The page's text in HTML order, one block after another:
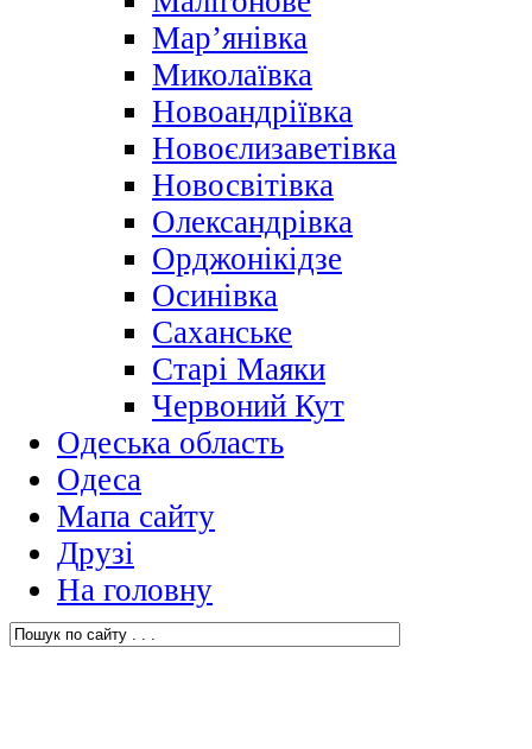
Мар’янівка
Миколаївка
Новоандріївка
Новоєлизаветівка
Новосвітівка
Олександрівка
Орджонікідзе
Осинівка
Саханське
Старі Маяки
Червоний Кут
Одеська область
Одеса
Мапа сайту
Друзі
На головну